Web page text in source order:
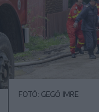
FOTÓ: GEGŐ IMRE